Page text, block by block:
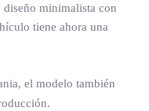
minimalista con
tiene ahora una
el modelo también